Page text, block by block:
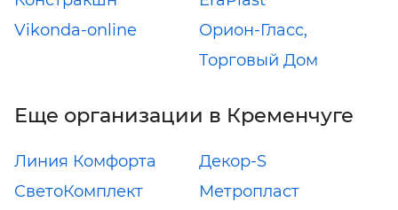
Vikonda-online
Орион-Гласс,
Торговый Дом
Еще организации в Кременчуге
Линия Комфорта
Декор-S
СветоКомплект
Метропласт